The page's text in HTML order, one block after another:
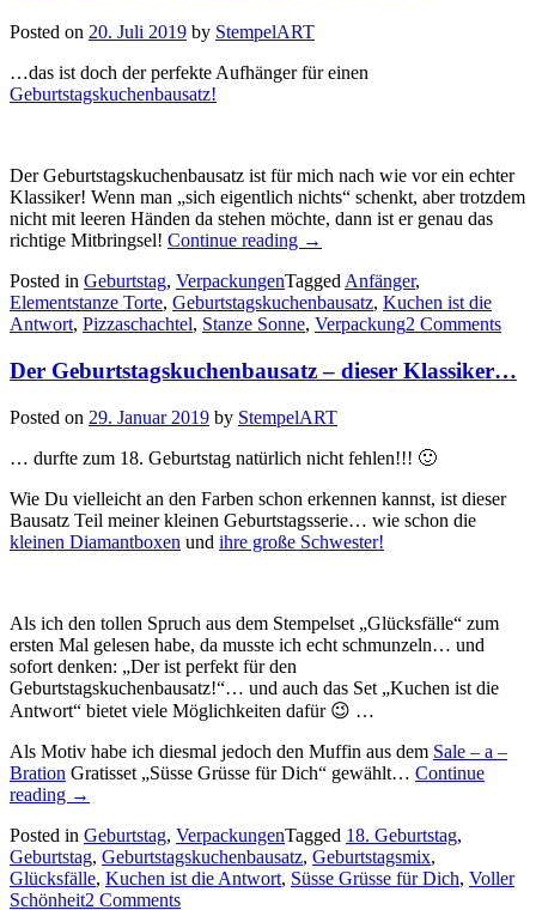
Posted on 20. Juli 2019 by StempelART
…das ist doch der perfekte Aufhänger für einen
Geburtstagskuchenbausatz!
Der Geburtstagskuchenbausatz ist für mich nach wie vor ein echter
Klassiker! Wenn man „sich eigentlich nichts“ schenkt, aber trotzdem
nicht mit leeren Händen da stehen möchte, dann ist er genau das
richtige Mitbringsel! Continue reading „Statt
Worte
kommt
hier
Torte!
→
Posted in Geburtstag, VerpackungenTagged Anfänger,
Elementstanze Torte, Geburtstagskuchenbausatz, Kuchen ist die
Antwort, Pizzaschachtel, Stanze Sonne, Verpackung2 Comments
Der Geburtstagskuchenbausatz – dieser Klassiker…
Posted on 29. Januar 2019 by StempelART
… durfte zum 18. Geburtstag natürlich nicht fehlen!!! 🙂
Wie Du vielleicht an den Farben schon erkennen kannst, ist dieser
Bausatz Teil meiner kleinen Geburtstagsserie… wie schon die
kleinen Diamantboxen und ihre große Schwester!
Als ich den tollen Spruch aus dem Stempelset „Glücksfälle“ zum
ersten Mal gelesen habe, da musste ich echt schmunzeln… und
sofort denken: „Der ist perfekt für den
Geburtstagskuchenbausatz!“… und auch das Set „Kuchen ist die
Antwort“ bietet viele Möglichkeiten dafür 😉 …
Als Motiv habe ich diesmal jedoch den Muffin aus dem Sale – a –
Bration Gratisset „Süsse Grüsse für Dich“ gewählt… Continue
reading „Der
–
dieser
Klassiker…“
→
Posted in Geburtstag, VerpackungenTagged 18. Geburtstag,
Geburtstag, Geburtstagskuchenbausatz, Geburtstagsmix,
Glücksfälle, Kuchen ist die Antwort, Süsse Grüsse für Dich, Voller
Schönheit2 Comments